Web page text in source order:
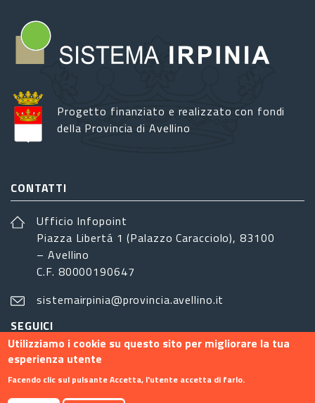
Progetto finanziato e realizzato con fondi
della Provincia di Avellino
CONTATTI
Ufficio Infopoint
Piazza Libertá 1 (Palazzo Caracciolo), 83100
– Avellino
C.F. 80000190647
sistemairpinia@provincia.avellino.it
SEGUICI
Utilizziamo i cookie su questo sito per migliorare la tua
esperienza utente
Facendo clic sul pulsante Accetta, l'utente accetta di farlo.